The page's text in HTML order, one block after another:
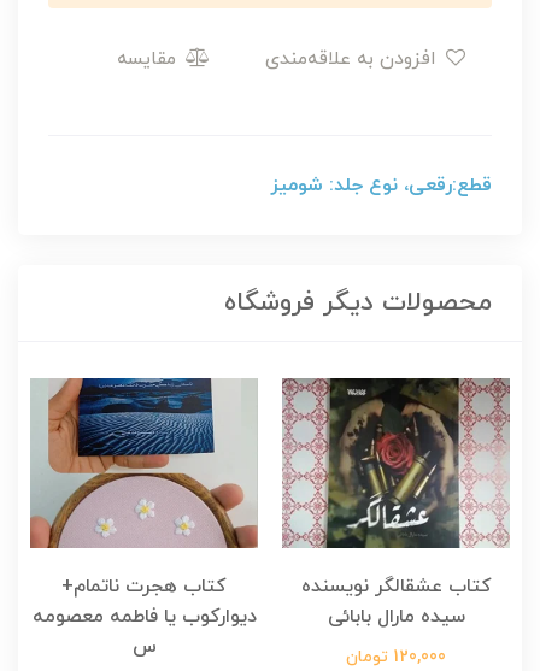
مقایسه
قطع:رقعی، نوع جلد: شومیز
محصولات دیگر فروشگاه
کتاب عشقالگر نویسنده
سیده مارال بابائی
120,000 تومان
کتاب هجرت ناتمام+
دیوارکوب یا فاطمه معصومه
س